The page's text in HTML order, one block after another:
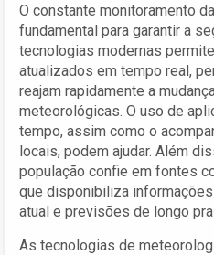
O constante monitoramento
fundamental para garantir a
tecnologias modernas
atualizados em tempo real,
reajam rapidamente a
meteorológicas. O uso de
tempo, assim como o
locais, podem ajudar. Além
população confie em fontes
que disponibiliza
atual e previsões de longo
As tecnologias de